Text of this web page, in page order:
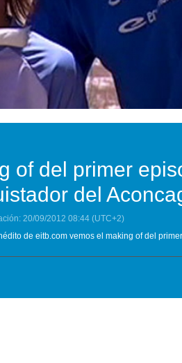
of del primer
del
20/09/2012 08:44 (UTC+2)
de eitb.com vemos el making of del